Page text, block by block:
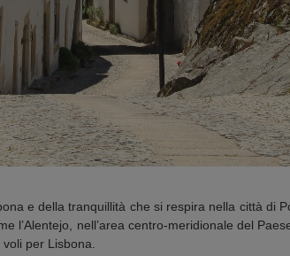
e della tranquillità che si respira nella città di
nell’area centro-meridionale del
per Lisbona.